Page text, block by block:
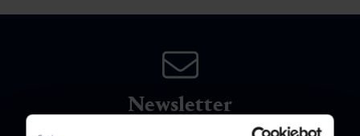
Newsletter
Melden Sie sich bei unserem Newsletter an, und bleiben Sie